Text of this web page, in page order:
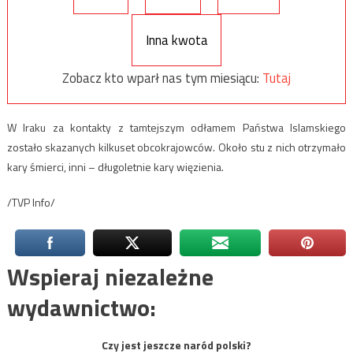
Inna kwota
Zobacz kto wparł nas tym miesiącu: Tutaj
W Iraku za kontakty z tamtejszym odłamem Państwa Islamskiego
zostało skazanych kilkuset obcokrajowców. Około stu z nich otrzymało
kary śmierci, inni – długoletnie kary więzienia.
/TVP Info/
Wspieraj niezależne
wydawnictwo:
Czy jest jeszcze naród polski?